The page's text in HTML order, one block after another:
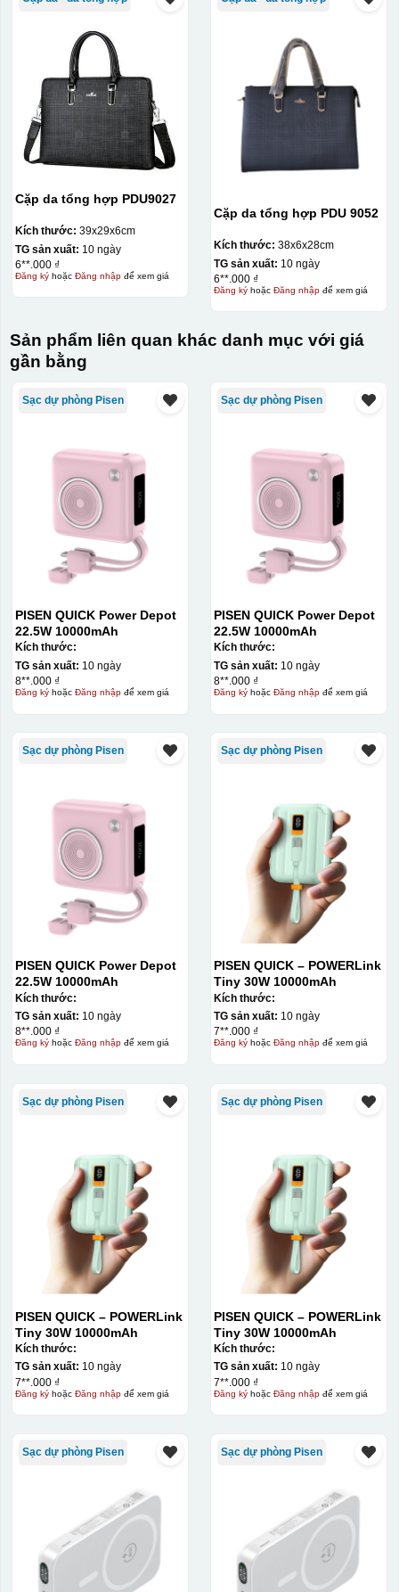
Cặp da tổng hợp PDU9027
Kích thước: 39x29x6cm
TG sản xuất: 10 ngày
6**.000 ₫
Đăng kýhoặc Đăng nhậpđể xem giá
Cặp da tổng hợp PDU 9052
Kích thước: 38x6x28cm
TG sản xuất: 10 ngày
6**.000 ₫
Đăng kýhoặc Đăng nhậpđể xem giá
Sản phẩm liên quan khác danh mục với giá
gần bằng
Sạc dự phòng Pisen
PISEN QUICK Power Depot
22.5W 10000mAh
Kích thước:
TG sản xuất: 10 ngày
8**.000 ₫
Đăng kýhoặc Đăng nhậpđể xem giá
Sạc dự phòng Pisen
PISEN QUICK Power Depot
22.5W 10000mAh
Kích thước:
TG sản xuất: 10 ngày
8**.000 ₫
Đăng kýhoặc Đăng nhậpđể xem giá
Sạc dự phòng Pisen
PISEN QUICK Power Depot
22.5W 10000mAh
Kích thước:
TG sản xuất: 10 ngày
8**.000 ₫
Đăng kýhoặc Đăng nhậpđể xem giá
Sạc dự phòng Pisen
PISEN QUICK – POWERLink
Tiny 30W 10000mAh
Kích thước:
TG sản xuất: 10 ngày
7**.000 ₫
Đăng kýhoặc Đăng nhậpđể xem giá
Sạc dự phòng Pisen
PISEN QUICK – POWERLink
Tiny 30W 10000mAh
Kích thước:
TG sản xuất: 10 ngày
7**.000 ₫
Đăng kýhoặc Đăng nhậpđể xem giá
Sạc dự phòng Pisen
PISEN QUICK – POWERLink
Tiny 30W 10000mAh
Kích thước:
TG sản xuất: 10 ngày
7**.000 ₫
Đăng kýhoặc Đăng nhậpđể xem giá
Sạc dự phòng Pisen Sạc dự phòng Pisen